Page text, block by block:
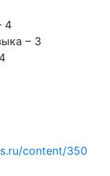
4
– 3
content/350